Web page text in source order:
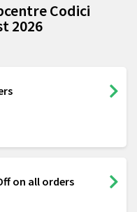
Codici
2026
on all orders